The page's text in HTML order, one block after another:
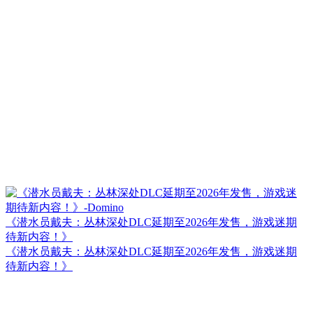
《潜水员戴夫：丛林深处DLC延期至2026年发售，游戏迷期
待新内容！》
《潜水员戴夫：丛林深处DLC延期至2026年发售，游戏迷期
待新内容！》